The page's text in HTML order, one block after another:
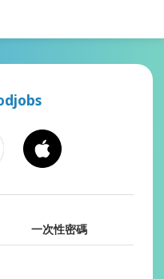
一次性密碼